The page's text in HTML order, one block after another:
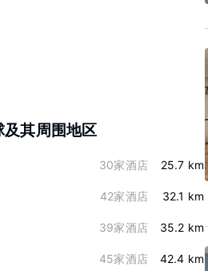
及其周围地区
30家酒店 25.7 km
42家酒店 32.1 km
39家酒店 35.2 km
45家酒店 42.4 km